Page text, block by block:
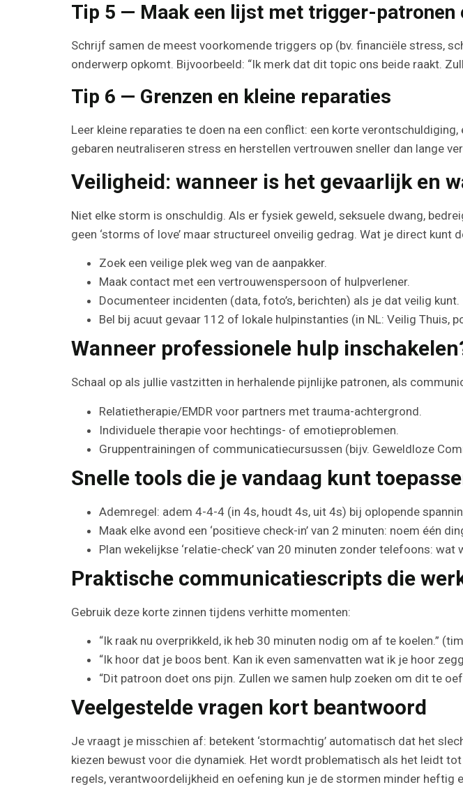
Tip 5 — Maak een lijst met trigger-patronen
Schrijf samen de meest voorkomende triggers op (bv. financiële stress,
onderwerp opkomt. Bijvoorbeeld: “Ik merk dat dit topic ons beide raakt.
Tip 6 — Grenzen en kleine reparaties
Leer kleine reparaties te doen na een conflict: een korte
gebaren neutraliseren stress en herstellen vertrouwen sneller dan lange
Veiligheid: wanneer is het gevaarlijk en
Niet elke storm is onschuldig. Als er fysiek geweld, seksuele dwang,
geen ‘storms of love’ maar structureel onveilig gedrag. Wat je direct kunt
Zoek een veilige plek weg van de aanpakker.
Maak contact met een vertrouwenspersoon of hulpverlener.
Documenteer incidenten (data, foto’s, berichten) als je dat veilig kunt.
Bel bij acuut gevaar 112 of lokale hulpinstanties (in NL: Veilig Thuis,
Wanneer professionele hulp
Schaal op als jullie vastzitten in herhalende pijnlijke patronen, als
Relatietherapie/EMDR voor partners met trauma-achtergrond.
Individuele therapie voor hechtings- of emotieproblemen.
Gruppentrainingen of communicatiecursussen (bijv. Geweldloze
Snelle tools die je vandaag kunt
Ademregel: adem 4-4-4 (in 4s, houdt 4s, uit 4s) bij oplopende
Maak elke avond een ‘positieve check-in’ van 2 minuten: noem één
Plan wekelijkse ‘relatie-check’ van 20 minuten zonder telefoons: wat
Praktische communicatiescripts die
Gebruik deze korte zinnen tijdens verhitte momenten:
“Ik raak nu overprikkeld, ik heb 30 minuten nodig om af te koelen.”
“Ik hoor dat je boos bent. Kan ik even samenvatten wat ik je hoor
“Dit patroon doet ons pijn. Zullen we samen hulp zoeken om dit te
Veelgestelde vragen kort beantwoord
Je vraagt je misschien af: betekent ‘stormachtig’ automatisch dat het
kiezen bewust voor die dynamiek. Het wordt problematisch als het leidt
regels, verantwoordelijkheid en oefening kun je de stormen minder heftig